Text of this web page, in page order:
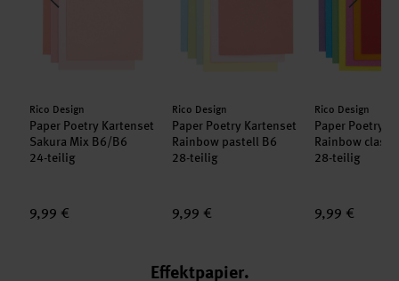
Hersteller:
Rico Design
Paper Poetry Kartenset
Sakura Mix B6/B6
24-teilig
9,99 €
Hersteller:
Rico Design
Paper Poetry Kartenset
Rainbow pastell B6
28-teilig
9,99 €
Hersteller:
Rico Design
Paper Poetry
Rainbow
28-teilig
9,99 €
Effektpapier.